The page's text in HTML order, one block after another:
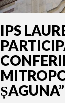
IPS
ȘAGUNA”